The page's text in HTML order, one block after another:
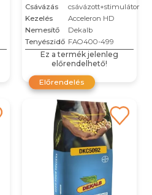
Csávázás
csávázott+stimulátor
Kezelés
Acceleron HD
Nemesítő
Dekalb
Tenyészidő FAO400-499
Ez a termék jelenleg
előrendelhető!
Előrendelés